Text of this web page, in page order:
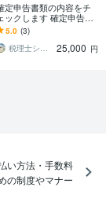
定申告書類の内容をチ
ックします 確定申告
・青色申告決算書・収
内訳書確認します！
5.0 (3)
税理士シロクマ
25,000 円
い方法・手数料
の制度やマナー